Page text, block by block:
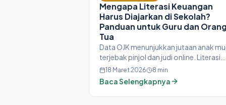
Mengapa Literasi Keuangan
Harus Diajarkan di Sekolah?
Panduan untuk Guru dan Orang
Tua
Data OJK menunjukkan jutaan anak
terjebak pinjol dan judi online. Literasi
keuangan di sekolah bukan pilihan — ini
kebutuhan mendesak. Simak manfaat
dan cara mengajarkannya.
18 Maret 2026 8 min
Baca Selengkapnya